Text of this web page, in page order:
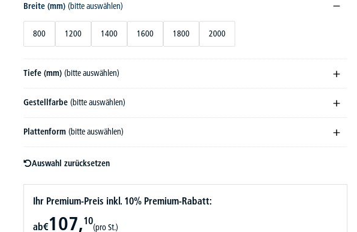
Breite (mm) (bitte auswählen)
800 1200 1400 1600 1800 2000
Tiefe (mm) (bitte auswählen)
Gestellfarbe (bitte auswählen)
Plattenform (bitte auswählen)
Auswahl zurücksetzen
Ihr Premium-Preis inkl. 10% Premium-Rabatt:
ab€107,10
(pro St.)